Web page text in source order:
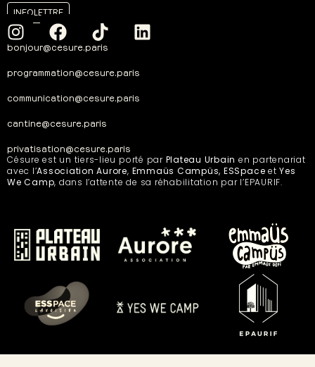
INFOLETTRE
bonjour@cesure.paris
programmation@cesure.paris
communication@cesure.paris
cantine@cesure.paris
privatisation@cesure.paris
Césure est un tiers-lieu porté par Plateau Urbain en partenariat
avec l’Association Aurore, Emmaüs Campüs, ESSpaceetYes
We Camp, dans l’attente de sa réhabilitation par l’EPAURIF.